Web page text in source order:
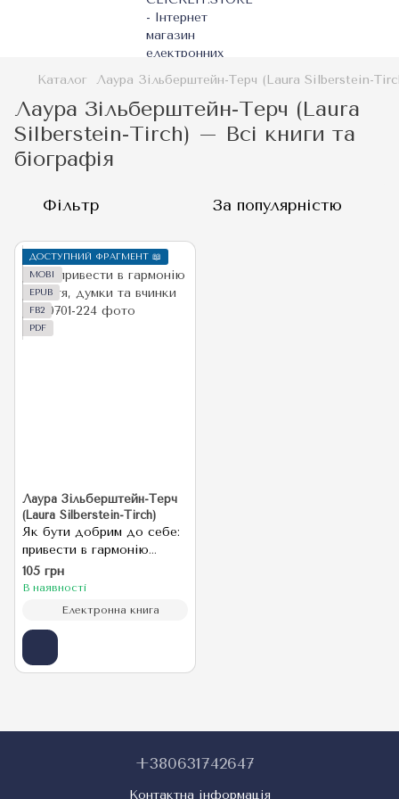
Каталог Лаура Зільберштейн-Терч (Laura Silberstein-
Лаура Зільберштейн-Терч (Laura
Silberstein-Tirch) – Всі книги та
біографія
Фільтр За популярністю
ДОСТУПНИЙ ФРАГМЕНТ 📖
MOBI
EPUB
FB2
PDF
Лаура Зільберштейн-Терч
(Laura Silberstein-Tirch)
Як бути добрим до себе:
привести в гармонію
почуття, думки та вчинки
105 грн
В наявності
Електронна книга
+380631742647
Контактна інформація